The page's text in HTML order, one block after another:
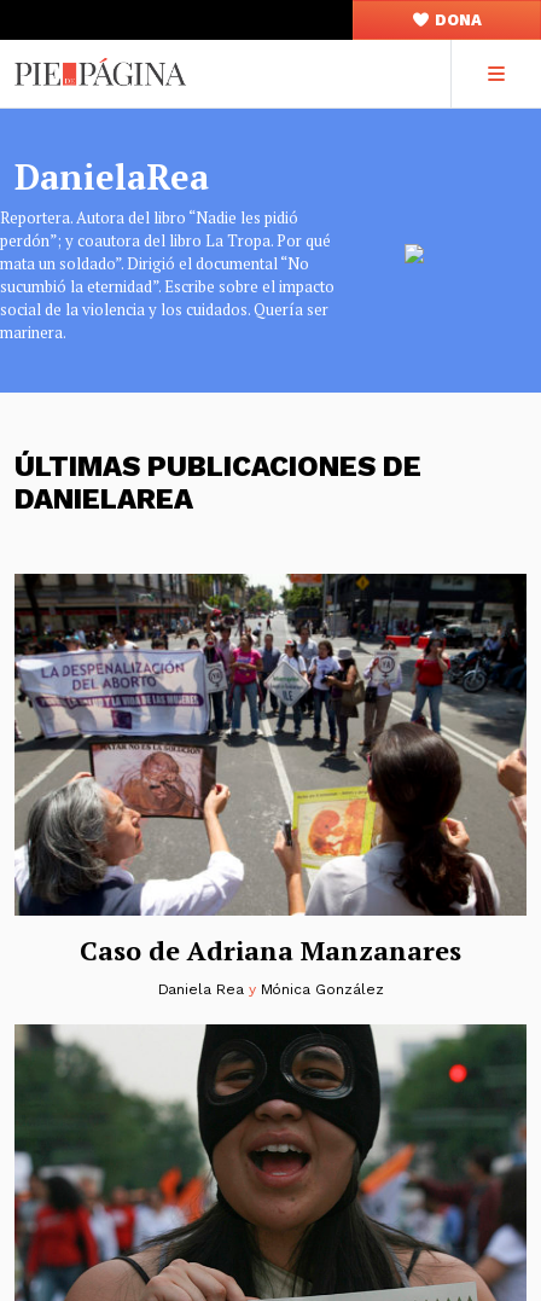
DONA
DanielaRea
Reportera. Autora del libro “Nadie les pidió
perdón”; y coautora del libro La Tropa. Por qué
mata un soldado”. Dirigió el documental “No
sucumbió la eternidad”. Escribe sobre el impacto
social de la violencia y los cuidados. Quería ser
marinera.
ÚLTIMAS PUBLICACIONES DE
DANIELAREA
Caso de Adriana Manzanares
Daniela Rea y Mónica González